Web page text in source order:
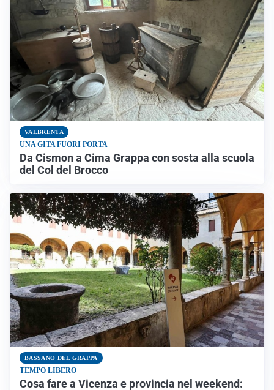
VALBRENTA
UNA GITA FUORI PORTA
Da Cismon a Cima Grappa con sosta alla scuola
del Col del Brocco
BASSANO DEL GRAPPA
TEMPO LIBERO
Cosa fare a Vicenza e provincia nel weekend: